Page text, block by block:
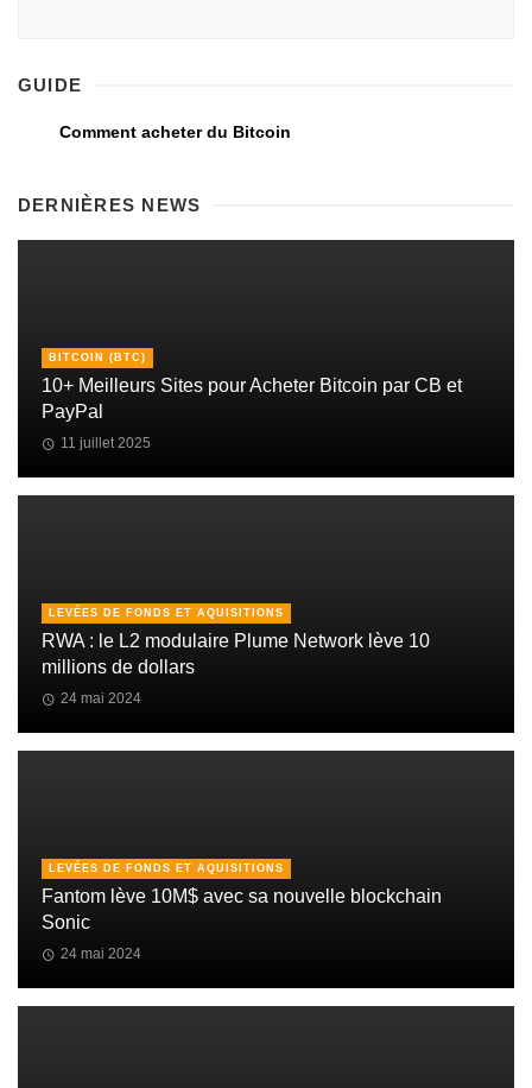
GUIDE
Comment acheter du Bitcoin
DERNIÈRES NEWS
BITCOIN (BTC)
10+ Meilleurs Sites pour Acheter Bitcoin par CB et
PayPal
11 juillet 2025
LEVÉES DE FONDS ET AQUISITIONS
RWA : le L2 modulaire Plume Network lève 10
millions de dollars
24 mai 2024
LEVÉES DE FONDS ET AQUISITIONS
Fantom lève 10M$ avec sa nouvelle blockchain
Sonic
24 mai 2024